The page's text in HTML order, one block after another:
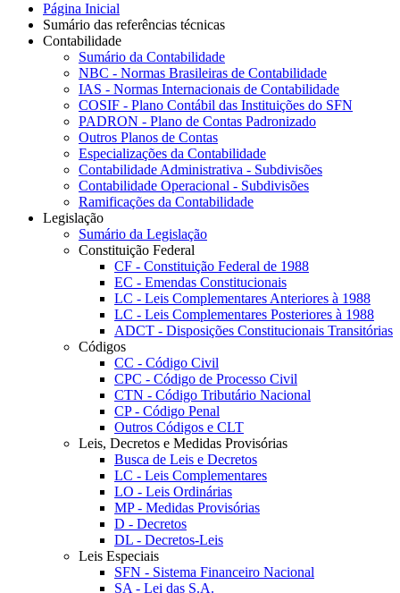
Página Inicial
Sumário das referências técnicas
Contabilidade
Sumário da Contabilidade
NBC - Normas Brasileiras de Contabilidade
IAS - Normas Internacionais de Contabilidade
COSIF - Plano Contábil das Instituições do SFN
PADRON - Plano de Contas Padronizado
Outros Planos de Contas
Especializações da Contabilidade
Contabilidade Administrativa - Subdivisões
Contabilidade Operacional - Subdivisões
Ramificações da Contabilidade
Legislação
Sumário da Legislação
Constituição Federal
CF - Constituição Federal de 1988
EC - Emendas Constitucionais
LC - Leis Complementares Anteriores à 1988
LC - Leis Complementares Posteriores à 1988
ADCT - Disposições Constitucionais Transitórias
Códigos
CC - Código Civil
CPC - Código de Processo Civil
CTN - Código Tributário Nacional
CP - Código Penal
Outros Códigos e CLT
Leis, Decretos e Medidas Provisórias
Busca de Leis e Decretos
LC - Leis Complementares
LO - Leis Ordinárias
MP - Medidas Provisórias
D - Decretos
DL - Decretos-Leis
Leis Especiais
SFN - Sistema Financeiro Nacional
SA - Lei das S.A.